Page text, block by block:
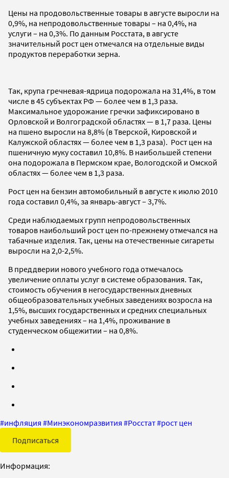
Цены на продовольственные товары в августе выросли на
0,9%, на непродовольственные товары – на 0,4%, на
услуги – на 0,3%. По данным Росстата, в августе
значительный рост цен отмечался на отдельные виды
продуктов переработки зерна.
Так, крупа гречневая-ядрица подорожала на 31,4%, в том
числе в 45 субъектах РФ — более чем в 1,3 раза.
Максимальное удорожание гречки зафиксировано в
Орловской и Волгоградской областях — в 1,7 раза. Цены
на пшено выросли на 8,8% (в Тверской, Кировской и
Калужской областях — более чем в 1,3 раза). Рост цен на
пшеничную муку составил 10,8%. В наибольшей степени
она подорожала в Пермском крае, Вологодской и Омской
областях — более чем в 1,3 раза.
Рост цен на бензин автомобильный в августе к июлю 2010
года составил 0,4%, за январь-август – 3,7%.
Среди наблюдаемых групп непродовольственных
товаров наибольший рост цен по-прежнему отмечался на
табачные изделия. Так, цены на отечественные сигареты
выросли на 2,0-2,5%.
В преддверии нового учебного года отмечалось
увеличение оплаты услуг в системе образования. Так,
стоимость обучения в негосударственных дневных
общеобразовательных учебных заведениях возросла на
1,5%, высших государственных и средних специальных
учебных заведениях – на 1,4%, проживание в
студенческом общежитии – на 0,8%.
#инфляция #Минэкономразвития #Росстат#рост цен
Подписаться
Информация: